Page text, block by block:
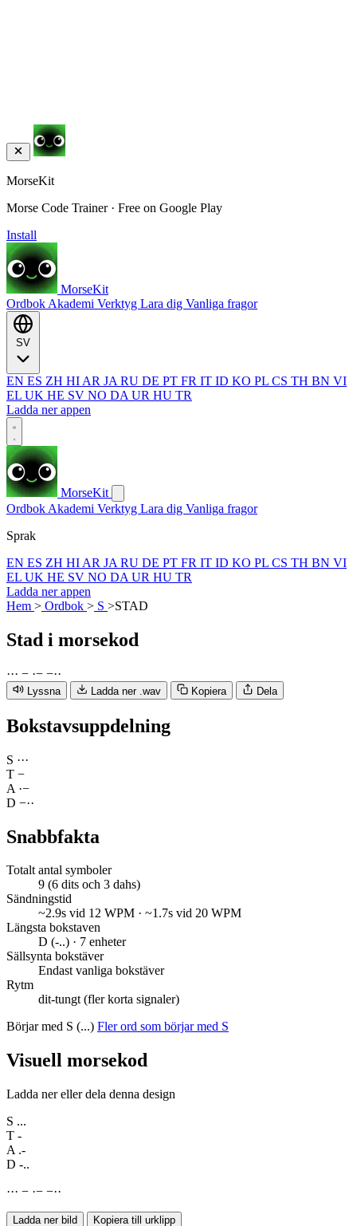
MorseKit
Morse Code Trainer · Free on Google Play
Install
MorseKit
Ordbok Akademi Verktyg Lara dig Vanliga fragor
EN ES ZH HI AR JA RU DE PT FR IT ID KO PL CS TH BN VI
EL UK HE SV NO DA UR HU TR
Ladda ner appen
MorseKit
Ordbok Akademi Verktyg Lara dig Vanliga fragor
Sprak
EN ES ZH HI AR JA RU DE PT FR IT ID KO PL CS TH BN VI
EL UK HE SV NO DA UR HU TR
Ladda ner appen
Hem > Ordbok > S >STAD
Stad i morsekod
··· − ·− −··
Lyssna Ladda ner .wav Kopiera Dela
Bokstavsuppdelning
S ···
T −
A ·−
D −··
Snabbfakta
Totalt antal symboler
9 (6 dits och 3 dahs)
Sändningstid
~2.9s vid 12 WPM · ~1.7s vid 20 WPM
Längsta bokstaven
D (-..) · 7 enheter
Sällsynta bokstäver
Endast vanliga bokstäver
Rytm
dit-tungt (fler korta signaler)
Börjar med S (...) Fler ord som börjar med S
Visuell morsekod
Ladda ner eller dela denna design
S ...
T -
A .-
D -..
··· − ·− −··
Ladda ner bild Kopiera till urklipp